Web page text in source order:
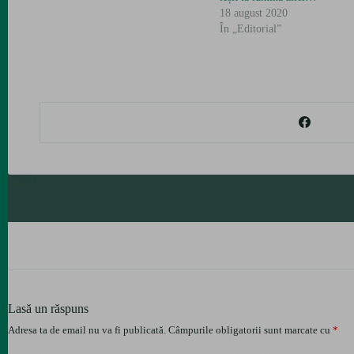
18 august 2020
În „Editorial”
Lasă un răspuns
Adresa ta de email nu va fi publicată. Câmpurile obligatorii sunt marcate cu *